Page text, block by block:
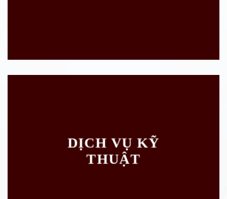
DỊCH VỤ KỸ
THUẬT